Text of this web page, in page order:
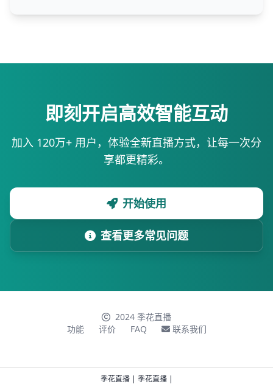
即刻开启高效智能互动
加入 120万+ 用户，体验全新直播方式，让每一次分
享都更精彩。
开始使用
查看更多常见问题
2024 季花直播
功能
评价 FAQ 联系我们
季花直播| 季花直播|